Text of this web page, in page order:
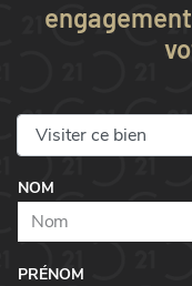
NOM
PRÉNOM